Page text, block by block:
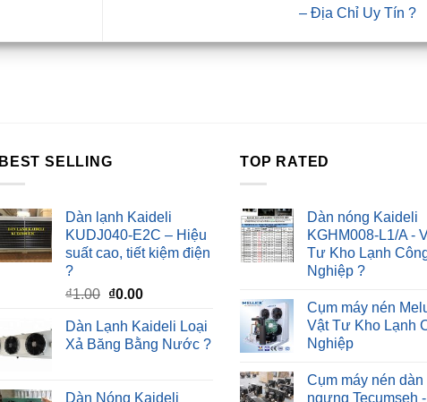
– Địa Chỉ Uy Tín ?
BEST SELLING
Dàn lạnh Kaideli
KUDJ040-E2C – Hiệu
suất cao, tiết kiệm điện
?
₫1.00 Giá
là:
₫1.00.
₫0.00Giá
tại
là:
Dàn Lạnh Kaideli Loại
Xả Băng Bằng Nước ?
Dàn Nóng Kaideli
TOP RATED
Dàn nóng Kaideli
KGHM008-L1/A -
Tư Kho Lạnh
Nghiệp ?
Cụm máy nén
Vật Tư Kho Lạnh
Nghiệp
Cụm máy nén dàn
ngưng Tecumseh